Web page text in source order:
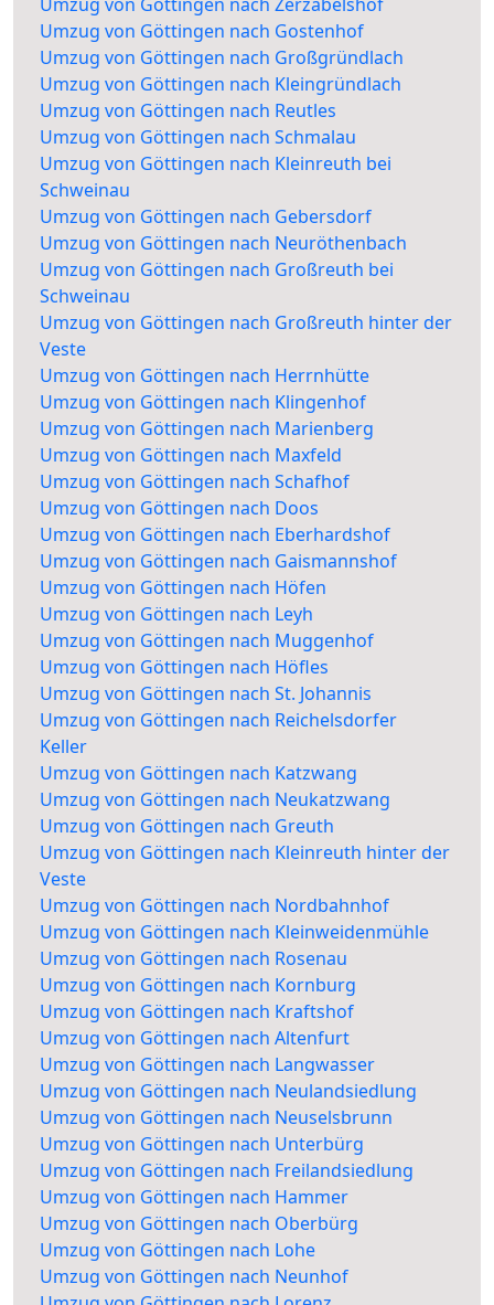
Umzug von Göttingen nach Gostenhof
Umzug von Göttingen nach Großgründlach
Umzug von Göttingen nach Kleingründlach
Umzug von Göttingen nach Reutles
Umzug von Göttingen nach Schmalau
Umzug von Göttingen nach Kleinreuth bei
Schweinau
Umzug von Göttingen nach Gebersdorf
Umzug von Göttingen nach Neuröthenbach
Umzug von Göttingen nach Großreuth bei
Schweinau
Umzug von Göttingen nach Großreuth hinter der
Veste
Umzug von Göttingen nach Herrnhütte
Umzug von Göttingen nach Klingenhof
Umzug von Göttingen nach Marienberg
Umzug von Göttingen nach Maxfeld
Umzug von Göttingen nach Schafhof
Umzug von Göttingen nach Doos
Umzug von Göttingen nach Eberhardshof
Umzug von Göttingen nach Gaismannshof
Umzug von Göttingen nach Höfen
Umzug von Göttingen nach Leyh
Umzug von Göttingen nach Muggenhof
Umzug von Göttingen nach Höfles
Umzug von Göttingen nach St. Johannis
Umzug von Göttingen nach Reichelsdorfer
Keller
Umzug von Göttingen nach Katzwang
Umzug von Göttingen nach Neukatzwang
Umzug von Göttingen nach Greuth
Umzug von Göttingen nach Kleinreuth hinter der
Veste
Umzug von Göttingen nach Nordbahnhof
Umzug von Göttingen nach Kleinweidenmühle
Umzug von Göttingen nach Rosenau
Umzug von Göttingen nach Kornburg
Umzug von Göttingen nach Kraftshof
Umzug von Göttingen nach Altenfurt
Umzug von Göttingen nach Langwasser
Umzug von Göttingen nach Neulandsiedlung
Umzug von Göttingen nach Neuselsbrunn
Umzug von Göttingen nach Unterbürg
Umzug von Göttingen nach Freilandsiedlung
Umzug von Göttingen nach Hammer
Umzug von Göttingen nach Oberbürg
Umzug von Göttingen nach Lohe
Umzug von Göttingen nach Neunhof